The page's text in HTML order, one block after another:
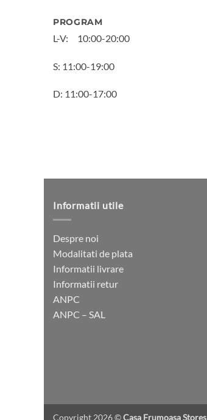
PROGRAM
L-V: 10:00-20:00
S: 11:00-19:00
D: 11:00-17:00
Informatii utile
Despre noi
Modalitati de plata
Informatii livrare
Informatii retur
ANPC
ANPC – SAL
Copyright 2026 ©Casa Frumoasa Stores